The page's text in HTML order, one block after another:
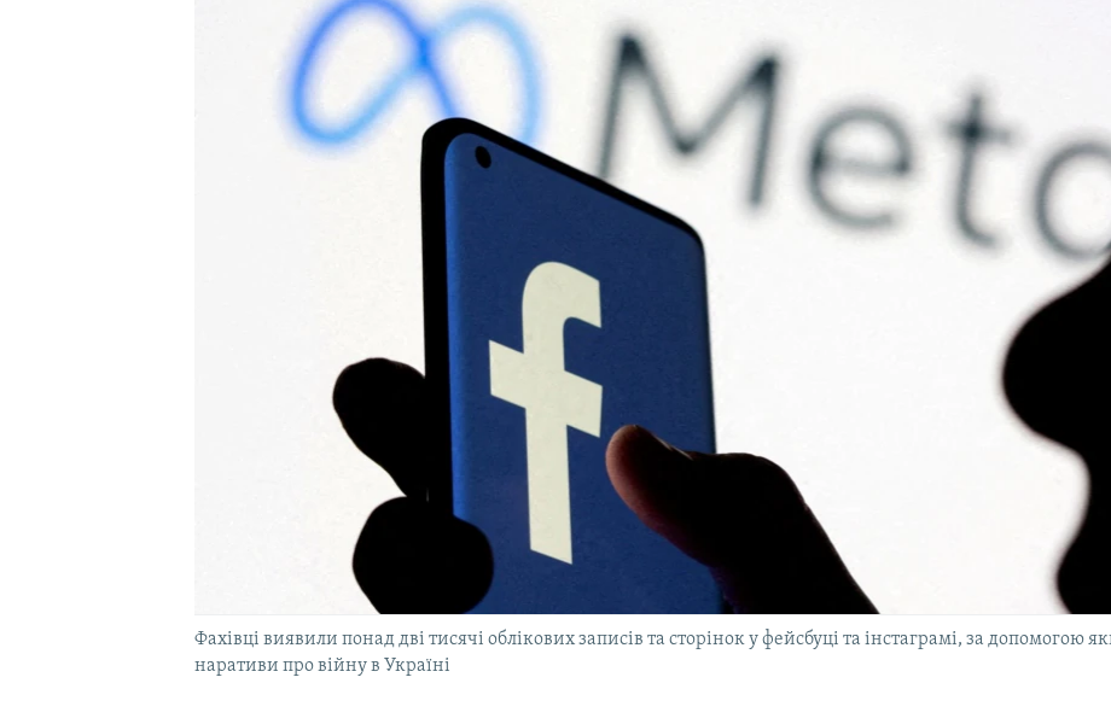
Фахівці виявили понад дві тисячі облікових записів та сторінок у фейсбуці та інстаграмі, за допомогою
наративи про війну в Україні